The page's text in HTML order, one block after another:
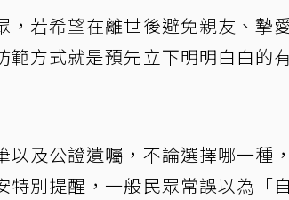
若希望在離世後避免親友、摯
方式就是預先立下明明白白的
及公證遺囑，不論選擇哪一種
別提醒，一般民眾常誤以為「